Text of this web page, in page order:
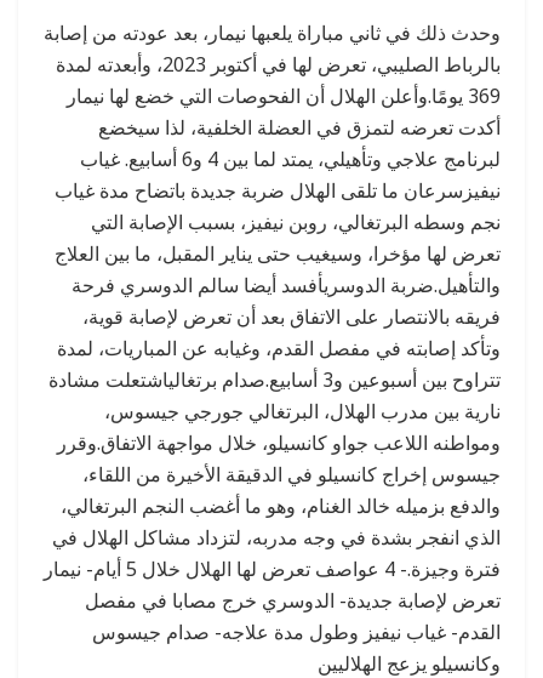
وحدث ذلك في ثاني مباراة يلعبها نيمار، بعد عودته من إصابة
بالرباط الصليبي، تعرض لها في أكتوبر 2023، وأبعدته لمدة
369 يومًا.وأعلن الهلال أن الفحوصات التي خضع لها نيمار
أكدت تعرضه لتمزق في العضلة الخلفية، لذا سيخضع
لبرنامج علاجي وتأهيلي، يمتد لما بين 4 و6 أسابيع. غياب
نيفيزسرعان ما تلقى الهلال ضربة جديدة باتضاح مدة غياب
نجم وسطه البرتغالي، روبن نيفيز، بسبب الإصابة التي
تعرض لها مؤخرا، وسيغيب حتى يناير المقبل، ما بين العلاج
والتأهيل.ضربة الدوسريأفسد أيضا سالم الدوسري فرحة
فريقه بالانتصار على الاتفاق بعد أن تعرض لإصابة قوية،
وتأكد إصابته في مفصل القدم، وغيابه عن المباريات، لمدة
تتراوح بين أسبوعين و3 أسابيع.صدام برتغالياشتعلت مشادة
نارية بين مدرب الهلال، البرتغالي جورجي جيسوس،
ومواطنه اللاعب جواو كانسيلو، خلال مواجهة الاتفاق.وقرر
جيسوس إخراج كانسيلو في الدقيقة الأخيرة من اللقاء،
والدفع بزميله خالد الغنام، وهو ما أغضب النجم البرتغالي،
الذي انفجر بشدة في وجه مدربه، لتزداد مشاكل الهلال في
فترة وجيزة.- 4 عواصف تعرض لها الهلال خلال 5 أيام- نيمار
تعرض لإصابة جديدة- الدوسري خرج مصابا في مفصل
القدم- غياب نيفيز وطول مدة علاجه- صدام جيسوس
وكانسيلو يزعج الهلاليين